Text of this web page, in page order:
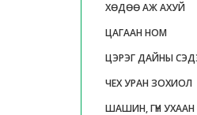
ХӨДӨӨ АЖ АХУЙ
ЦАГААН НОМ
ЦЭРЭГ ДАЙНЫ
ЧЕХ УРАН ЗОХИОЛ
ШАШИН, ГҮН УХААН